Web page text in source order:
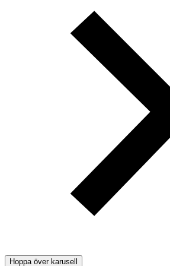
Hoppa över karusell